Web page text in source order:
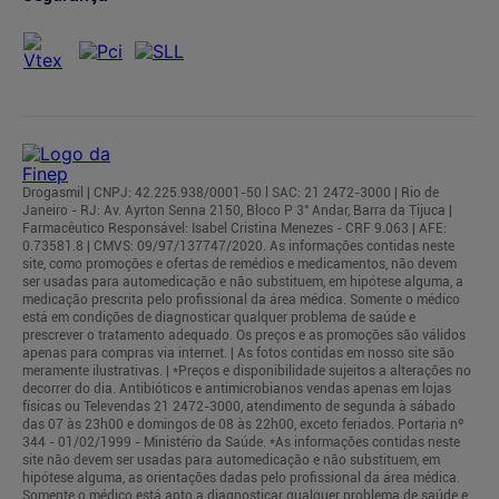
Drogasmil | CNPJ: 42.225.938/0001-50 l SAC: 21 2472-3000 | Rio de
Janeiro - RJ: Av. Ayrton Senna 2150, Bloco P 3° Andar, Barra da Tijuca |
Farmacêutico Responsável: Isabel Cristina Menezes - CRF 9.063 | AFE:
0.73581.8 | CMVS: 09/97/137747/2020. As informações contidas neste
site, como promoções e ofertas de remédios e medicamentos, não devem
ser usadas para automedicação e não substituem, em hipótese alguma, a
medicação prescrita pelo profissional da área médica. Somente o médico
está em condições de diagnosticar qualquer problema de saúde e
prescrever o tratamento adequado. Os preços e as promoções são válidos
apenas para compras via internet. | As fotos contidas em nosso site são
meramente ilustrativas. | *Preços e disponibilidade sujeitos a alterações no
decorrer do dia. Antibióticos e antimicrobianos vendas apenas em lojas
físicas ou Televendas 21 2472-3000, atendimento de segunda à sábado
das 07 às 23h00 e domingos de 08 às 22h00, exceto feriados. Portaria nº
344 - 01/02/1999 - Ministério da Saúde. *As informações contidas neste
site não devem ser usadas para automedicação e não substituem, em
hipótese alguma, as orientações dadas pelo profissional da área médica.